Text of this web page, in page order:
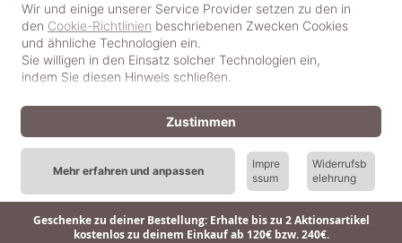
Geschenke zu deiner Bestellung: Erhalte bis zu 2 Aktionsartikel
kostenlos zu deinem Einkauf ab 120€ bzw. 240€.
© 2018-2025 dekoster GmbH
Wir und einige unserer Service Provider setzen zu den in
den Cookie-Richtlinien beschriebenen Zwecken Cookies
und ähnliche Technologien ein.
Sie willigen in den Einsatz solcher Technologien ein,
indem Sie diesen Hinweis schließen.
Mehr erfahren und anpassen
Impre
ssum
Widerrufsb
elehrung
Zustimmen